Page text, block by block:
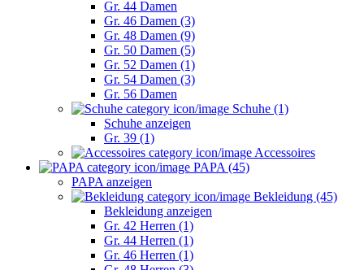
Gr. 44 Damen
Gr. 46 Damen (3)
Gr. 48 Damen (9)
Gr. 50 Damen (5)
Gr. 52 Damen (1)
Gr. 54 Damen (3)
Gr. 56 Damen
Schuhe (1)
Schuhe anzeigen
Gr. 39 (1)
Accessoires
PAPA (45)
PAPA anzeigen
Bekleidung (45)
Bekleidung anzeigen
Gr. 42 Herren (1)
Gr. 44 Herren (1)
Gr. 46 Herren (1)